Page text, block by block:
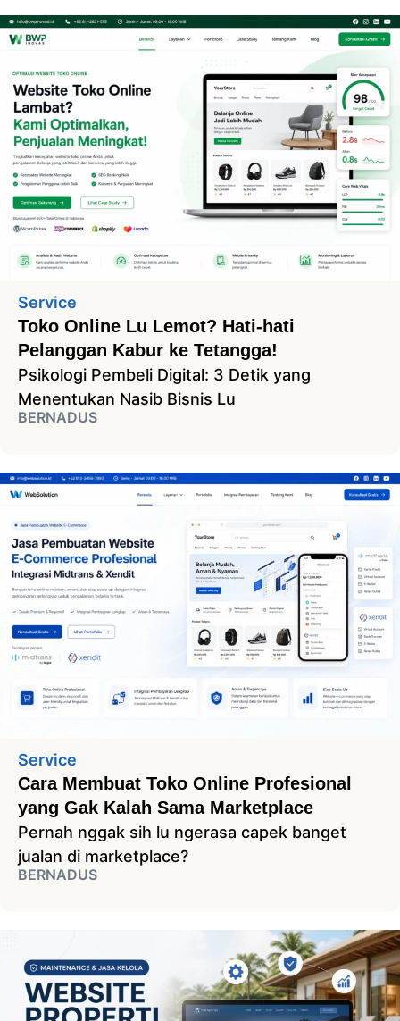
Service
Toko Online Lu Lemot? Hati-hati
Pelanggan Kabur ke Tetangga!
Psikologi Pembeli Digital: 3 Detik yang
Menentukan Nasib Bisnis Lu
BERNADUS
Service
Cara Membuat Toko Online Profesional
yang Gak Kalah Sama Marketplace
Pernah nggak sih lu ngerasa capek banget
jualan di marketplace?
BERNADUS